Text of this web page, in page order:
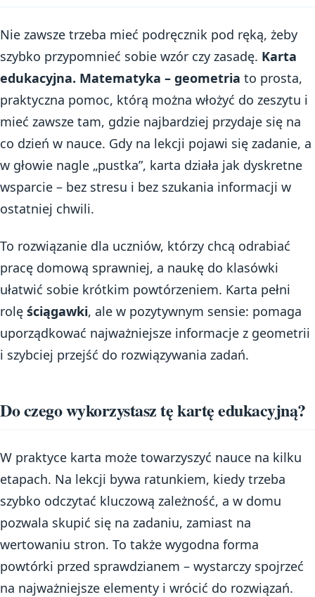
Nie zawsze trzeba mieć podręcznik pod ręką, żeby
szybko przypomnieć sobie wzór czy zasadę. Karta
edukacyjna. Matematyka – geometria to prosta,
praktyczna pomoc, którą można włożyć do zeszytu i
mieć zawsze tam, gdzie najbardziej przydaje się na
co dzień w nauce. Gdy na lekcji pojawi się zadanie, a
w głowie nagle „pustka”, karta działa jak dyskretne
wsparcie – bez stresu i bez szukania informacji w
ostatniej chwili.
To rozwiązanie dla uczniów, którzy chcą odrabiać
pracę domową sprawniej, a naukę do klasówki
ułatwić sobie krótkim powtórzeniem. Karta pełni
rolę ściągawki, ale w pozytywnym sensie: pomaga
uporządkować najważniejsze informacje z geometrii
i szybciej przejść do rozwiązywania zadań.
Do czego wykorzystasz tę kartę edukacyjną?
W praktyce karta może towarzyszyć nauce na kilku
etapach. Na lekcji bywa ratunkiem, kiedy trzeba
szybko odczytać kluczową zależność, a w domu
pozwala skupić się na zadaniu, zamiast na
wertowaniu stron. To także wygodna forma
powtórki przed sprawdzianem – wystarczy spojrzeć
na najważniejsze elementy i wrócić do rozwiązań.